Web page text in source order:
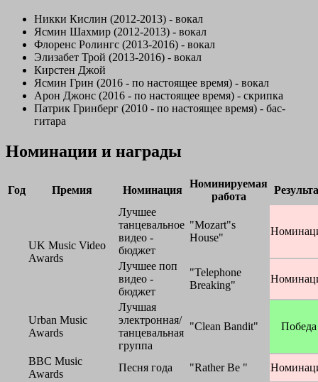
Никки Кислин (2012-2013) - вокал
Ясмин Шахмир (2012-2013) - вокал
Флоренс Ролингс (2013-2016) - вокал
Элизабет Трой (2013-2016) - вокал
Кирстен Джой
Ясмин Грин (2016 - по настоящее время) - вокал
Арон Джонс (2016 - по настоящее время) - скрипка
Патрик Гринберг (2010 - по настоящее время) - бас-
гитара
Номинации и награды
Год Премия Номинация
Номинируемая
работа
UK Music Video
Awards
Лучшее
танцевальное
видео -
бюджет
"Mozart"s
House"
Лучшее поп
видео -
бюджет
"Telephone
Breaking"
Urban Music
Awards
Лучшая
электронная/
танцевальная
группа
"Clean Bandit" Победа
BBC Music
Awards
Песня года "Rather Be "